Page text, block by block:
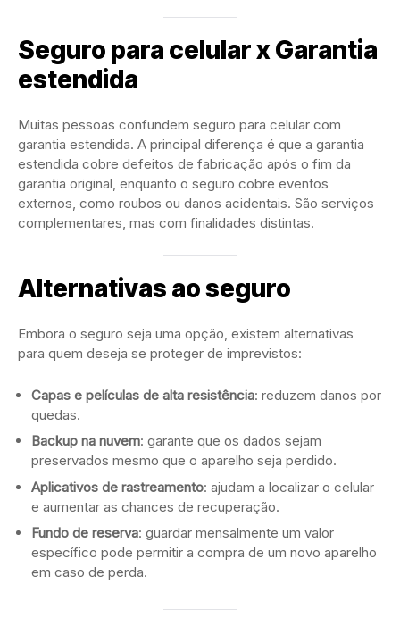
Seguro para celular x Garantia
estendida
Muitas pessoas confundem seguro para celular com
garantia estendida. A principal diferença é que a garantia
estendida cobre defeitos de fabricação após o fim da
garantia original, enquanto o seguro cobre eventos
externos, como roubos ou danos acidentais. São serviços
complementares, mas com finalidades distintas.
Alternativas ao seguro
Embora o seguro seja uma opção, existem alternativas
para quem deseja se proteger de imprevistos:
Capas e películas de alta resistência: reduzem danos por
quedas.
Backup na nuvem: garante que os dados sejam
preservados mesmo que o aparelho seja perdido.
Aplicativos de rastreamento: ajudam a localizar o celular
e aumentar as chances de recuperação.
Fundo de reserva: guardar mensalmente um valor
específico pode permitir a compra de um novo aparelho
em caso de perda.